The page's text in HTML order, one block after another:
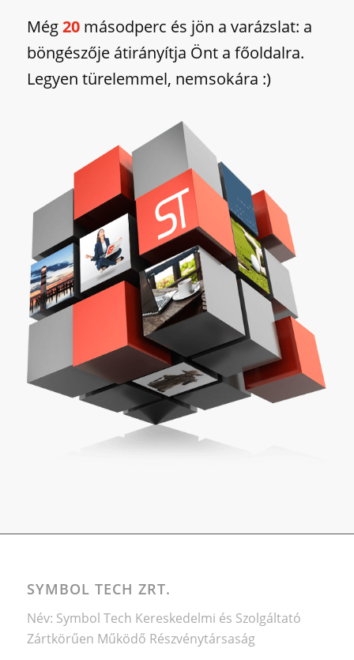
Még20másodperc és jön a varázslat: a
böngészője átirányítja Önt a főoldalra.
Legyen türelemmel, nemsokára :)
SYMBOL TECH ZRT.
Név: Symbol Tech Kereskedelmi és Szolgáltató
Zártkörűen Működő Részvénytársaság